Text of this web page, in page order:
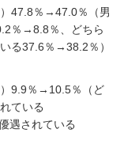
47.8％→47.0％（男
％→8.8％、どちら
る37.6％→38.2％）
9.9％→10.5％（ど
ている
遇されている